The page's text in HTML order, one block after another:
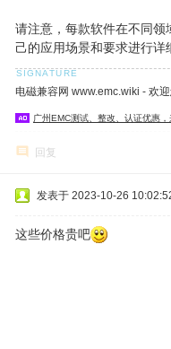
请注意，每款软件在不同
己的应用场景和要求进行详
电磁兼容网 www.emc.wiki - 欢迎
广州EMC测试、整改、认证优惠
回复
发表于 2023-10-26
这些价格贵吧